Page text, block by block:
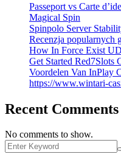
Passeport vs Carte
Magical Spin
Spinpolo Server
Recenzja popularnych
How In Force Exist
Get Started Red7Slots
Voordelen Van InPlay
https://www.wintari-
Recent Comments
No comments to show.